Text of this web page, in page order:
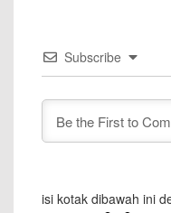
Subscribe
isi kotak dibawah ini